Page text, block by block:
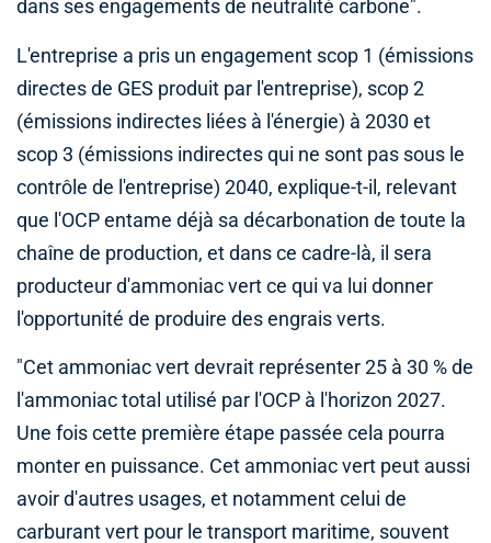
dans ses engagements de neutralité carbone".
L'entreprise a pris un engagement scop 1 (émissions
directes de GES produit par l'entreprise), scop 2
(émissions indirectes liées à l'énergie) à 2030 et
scop 3 (émissions indirectes qui ne sont pas sous le
contrôle de l'entreprise) 2040, explique-t-il, relevant
que l'OCP entame déjà sa décarbonation de toute la
chaîne de production, et dans ce cadre-là, il sera
producteur d'ammoniac vert ce qui va lui donner
l'opportunité de produire des engrais verts.
"Cet ammoniac vert devrait représenter 25 à 30 % de
l'ammoniac total utilisé par l'OCP à l'horizon 2027.
Une fois cette première étape passée cela pourra
monter en puissance. Cet ammoniac vert peut aussi
avoir d'autres usages, et notamment celui de
carburant vert pour le transport maritime, souvent